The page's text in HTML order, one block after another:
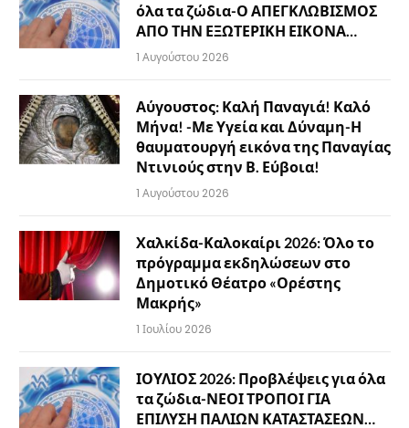
όλα τα ζώδια-Ο ΑΠΕΓΚΛΩΒΙΣΜΟΣ
ΑΠΟ ΤΗΝ ΕΞΩΤΕΡΙΚΗ ΕΙΚΟΝΑ…
1 Αυγούστου 2026
Αύγουστος: Καλή Παναγιά! Καλό
Μήνα! -Με Υγεία και Δύναμη-Η
θαυματουργή εικόνα της Παναγίας
Ντινιούς στην Β. Εύβοια!
1 Αυγούστου 2026
Χαλκίδα-Καλοκαίρι 2026: Όλο το
πρόγραμμα εκδηλώσεων στο
Δημοτικό Θέατρο «Ορέστης
Μακρής»
1 Ιουλίου 2026
ΙΟΥΛΙΟΣ 2026: Προβλέψεις για όλα
τα ζώδια-ΝΕΟΙ ΤΡΟΠΟΙ ΓΙΑ
ΕΠΙΛΥΣΗ ΠΑΛΙΩΝ ΚΑΤΑΣΤΑΣΕΩΝ…